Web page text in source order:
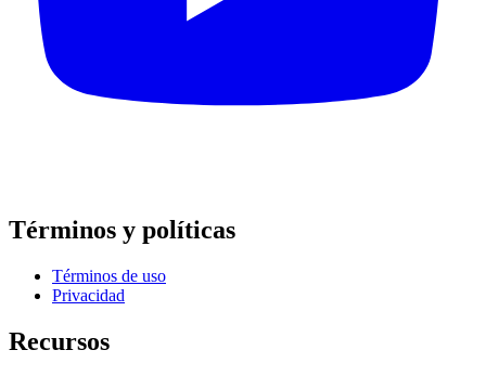
Términos y políticas
Términos de uso
Privacidad
Recursos